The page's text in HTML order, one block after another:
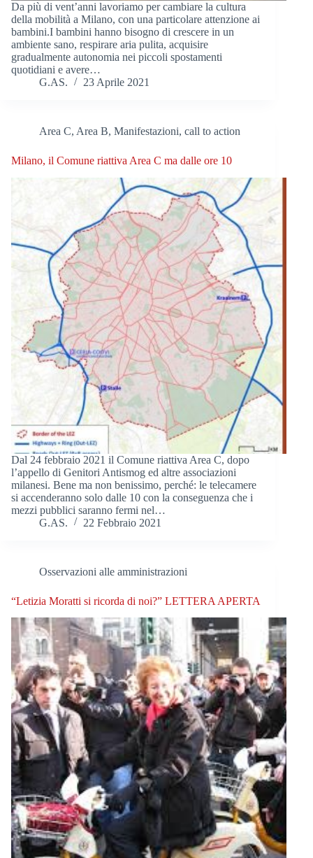
Da più di vent’anni lavoriamo per cambiare la cultura
della mobilità a Milano, con una particolare attenzione ai
bambini.I bambini hanno bisogno di crescere in un
ambiente sano, respirare aria pulita, acquisire
gradualmente autonomia nei piccoli spostamenti
quotidiani e avere…
G.AS.
23 Aprile 2021
Area C, Area B, Manifestazioni, call to action
Milano, il Comune riattiva Area C ma dalle ore 10
Dal 24 febbraio 2021 il Comune riattiva Area C, dopo
l’appello di Genitori Antismog ed altre associazioni
milanesi. Bene ma non benissimo, perché: le telecamere
si accenderanno solo dalle 10 con la conseguenza che i
mezzi pubblici saranno fermi nel…
G.AS.
22 Febbraio 2021
Osservazioni alle amministrazioni
“Letizia Moratti si ricorda di noi?” LETTERA APERTA